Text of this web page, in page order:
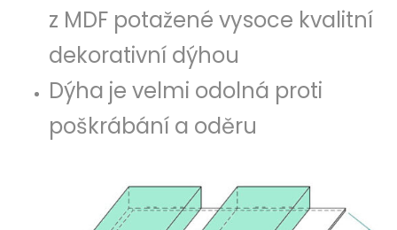
z MDF potažené vysoce kvalitní
dekorativní dýhou
Dýha je velmi odolná proti
poškrábání a oděru